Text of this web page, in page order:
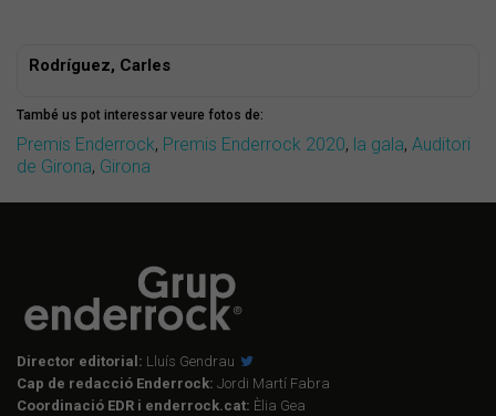
Rodríguez, Carles
També us pot interessar veure fotos de:
Premis Enderrock, Premis Enderrock 2020, la gala, Auditori
de Girona, Girona
Director editorial: Lluís Gendrau
Cap de redacció Enderrock: Jordi Martí Fabra
Coordinació EDR i enderrock.cat: Èlia Gea